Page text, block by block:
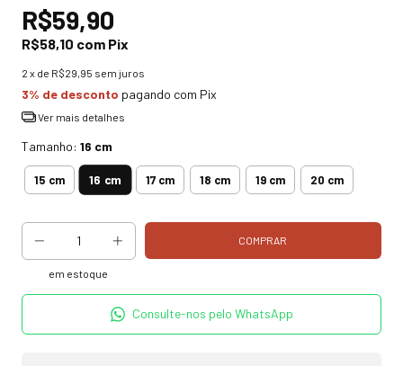
R$59,90
R$58,10 com Pix
2 x de R$29,95 sem juros
3% de desconto pagando com Pix
Ver mais detalhes
Tamanho: 16 cm
15 cm 16 cm 17 cm 18 cm 19 cm 20 cm
em estoque
Consulte-nos pelo WhatsApp